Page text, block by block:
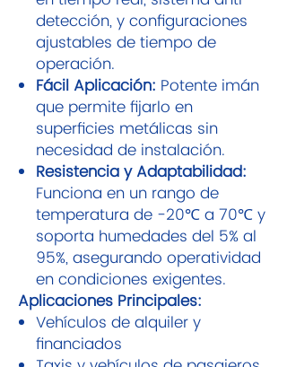
detección, y configuraciones
ajustables de tiempo de
operación.
Fácil Aplicación: Potente imán
que permite fijarlo en
superficies metálicas sin
necesidad de instalación.
Resistencia y Adaptabilidad:
Funciona en un rango de
temperatura de -20℃ a 70℃ y
soporta humedades del 5% al
95%, asegurando operatividad
en condiciones exigentes.
Aplicaciones Principales:
Vehículos de alquiler y
financiados